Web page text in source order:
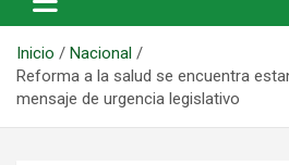
Inicio
Nacional
Reforma a la salud se encuentra
mensaje de urgencia legislativo